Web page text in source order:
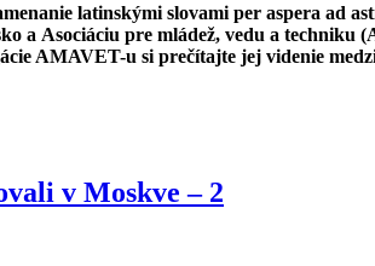
latinskými slovami per aspera ad
a Asociáciu pre mládež, vedu a
AMAVET-u si prečítajte jej videnie
v Moskve – 2